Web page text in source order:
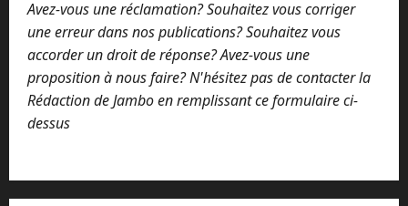
Avez-vous une réclamation? Souhaitez vous corriger
une erreur dans nos publications? Souhaitez vous
accorder un droit de réponse? Avez-vous une
proposition à nous faire? N'hésitez pas de contacter la
Rédaction de Jambo en remplissant ce formulaire ci-
dessus